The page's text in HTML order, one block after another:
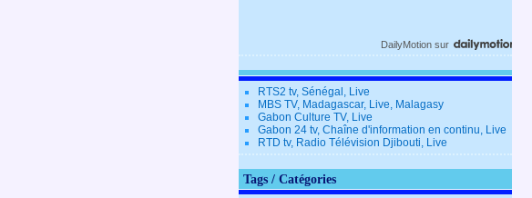
DailyMotion sur
RTS2 tv, Sénégal, Live
MBS TV, Madagascar, Live, Malagasy
Gabon Culture TV, Live
Gabon 24 tv, Chaîne d'information en continu, Live
RTD tv, Radio Télévision Djibouti, Live
Tags / Catégories